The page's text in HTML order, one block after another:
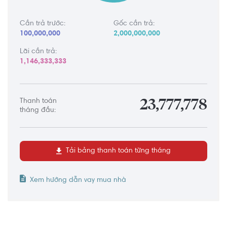
Cần trả trước:
100,000,000
Gốc cần trả:
2,000,000,000
Lãi cần trả:
1,146,333,333
Thanh toán
tháng đầu:
23,777,778
Tải bảng thanh toán từng tháng
Xem hướng dẫn vay mua nhà